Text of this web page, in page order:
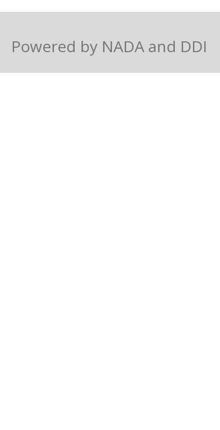
Powered by NADA and DDI